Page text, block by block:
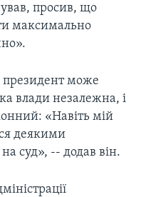
просив, що
максимально
президент може
влади незалежна, і
«Навіть мій
деякими
суд», -- додав вiн.